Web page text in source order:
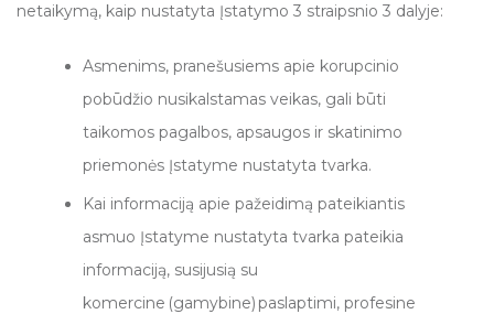
netaikymą, kaip nustatyta Įstatymo 3 straipsnio 3 dalyje:
Asmenims, pranešusiems apie korupcinio
pobūdžio nusikalstamas veikas, gali būti
taikomos pagalbos, apsaugos ir skatinimo
priemonės Įstatyme nustatyta tvarka.
Kai informaciją apie pažeidimą pateikiantis
asmuo Įstatyme nustatyta tvarka pateikia
informaciją, susijusią su
komercine (gamybine) paslaptimi, profesine